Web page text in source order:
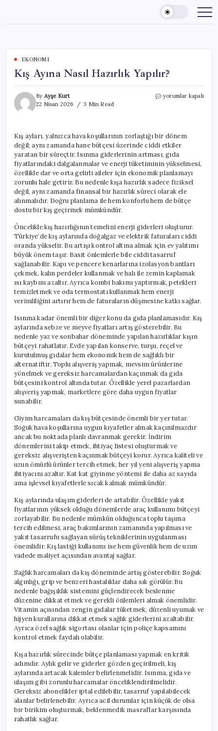
content
EKONOMI
Kış Ayına Nasıl Hazırlık Yapılır?
By Ayşe Kurt
22 Nisan 2026
3 Min Read
Kış
için
yorumlar kapalı
Kış ayları, yalnızca hava koşullarının zorlaştığı bir dönem
değil; aynı zamanda hane bütçesi üzerinde ciddi etkiler
yaratan bir süreçtir. Isınma giderlerinin artması, gıda
fiyatlarındaki dalgalanmalar ve enerji tüketiminin yükselmesi,
özellikle dar ve orta gelirli aileler için ekonomik planlamayı
zorunlu hale getirir. Bu nedenle kışa hazırlık sadece fiziksel
değil, aynı zamanda finansal bir hazırlık süreci olarak ele
alınmalıdır. Doğru planlama ile hem konforlu hem de bütçe
dostu bir kış geçirmek mümkündür.
Öncelikle kış hazırlığının temelini enerji giderleri oluşturur.
Türkiye’de kış aylarında doğalgaz ve elektrik faturaları ciddi
oranda yükselir. Bu artışı kontrol altına almak için ev yalıtımı
büyük önem taşır. Basit önlemlerle bile ciddi tasarruf
sağlanabilir. Kapı ve pencere kenarlarına izolasyon bantları
çekmek, kalın perdeler kullanmak ve halı ile zemin kaplamak
ısı kaybını azaltır. Ayrıca kombi bakımı yaptırmak, petekleri
temizletmek ve oda termostatı kullanmak hem enerji
verimliliğini artırır hem de faturaların düşmesine katkı sağlar.
Isınma kadar önemli bir diğer konu da gıda planlamasıdır. Kış
aylarında sebze ve meyve fiyatları artış gösterebilir. Bu
nedenle yaz ve sonbahar döneminde yapılan hazırlıklar kışın
bütçeyi rahatlatır. Evde yapılan konserve, turşu, reçel ve
kurutulmuş gıdalar hem ekonomik hem de sağlıklı bir
alternatiftir. Toplu alışveriş yapmak, mevsim ürünlerine
yönelmek ve gereksiz harcamalardan kaçınmak da gıda
bütçesini kontrol altında tutar. Özellikle yerel pazarlardan
alışveriş yapmak, marketlere göre daha uygun fiyatlar
sunabilir.
Giyim harcamaları da kış bütçesinde önemli bir yer tutar.
Soğuk hava koşullarına uygun kıyafetler almak kaçınılmazdır
ancak bu noktada planlı davranmak gerekir. İndirim
dönemlerini takip etmek, ihtiyaç listesi oluşturmak ve
gereksiz alışverişten kaçınmak bütçeyi korur. Ayrıca kaliteli ve
uzun ömürlü ürünler tercih etmek, her yıl yeni alışveriş yapma
ihtiyacını azaltır. Kat kat giyinme yöntemi ile daha az sayıda
ama işlevsel kıyafetlerle sıcak kalmak mümkündür.
Kış aylarında ulaşım giderleri de artabilir. Özellikle yakıt
fiyatlarının yüksek olduğu dönemlerde araç kullanımı bütçeyi
zorlayabilir. Bu nedenle mümkün olduğunca toplu taşıma
tercih edilmesi, araç bakımlarının zamanında yapılması ve
yakıt tasarrufu sağlayan sürüş tekniklerinin uygulanması
önemlidir. Kış lastiği kullanımı ise hem güvenlik hem de uzun
vadede maliyet açısından avantaj sağlar.
Sağlık harcamaları da kış döneminde artış gösterebilir. Soğuk
algınlığı, grip ve benzeri hastalıklar daha sık görülür. Bu
nedenle bağışıklık sistemini güçlendirecek beslenme
düzenine dikkat etmek ve gerekli önlemleri almak önemlidir.
Vitamin açısından zengin gıdalar tüketmek, düzenli uyumak ve
hijyen kurallarına dikkat etmek sağlık giderlerini azaltabilir.
Ayrıca özel sağlık sigortası olanlar için poliçe kapsamını
kontrol etmek faydalı olabilir.
Kışa hazırlık sürecinde bütçe planlaması yapmak en kritik
adımdır. Aylık gelir ve giderler gözden geçirilmeli, kış
aylarında artacak kalemler belirlenmelidir. Isınma, gıda ve
ulaşım gibi zorunlu harcamalar önceliklendirilmelidir.
Gereksiz abonelikler iptal edilebilir, tasarruf yapılabilecek
alanlar belirlenebilir. Ayrıca acil durumlar için küçük de olsa
bir birikim oluşturmak, beklenmedik masraflar karşısında
rahatlık sağlar.